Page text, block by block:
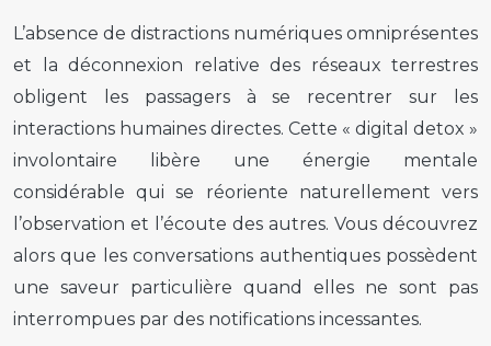
L’absence de distractions numériques omniprésentes
et la déconnexion relative des réseaux terrestres
obligent les passagers à se recentrer sur les
interactions humaines directes. Cette « digital detox »
involontaire libère une énergie mentale
considérable qui se réoriente naturellement vers
l’observation et l’écoute des autres. Vous découvrez
alors que les conversations authentiques possèdent
une saveur particulière quand elles ne sont pas
interrompues par des notifications incessantes.